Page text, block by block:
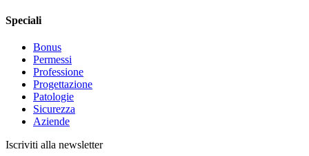
Speciali
Bonus
Permessi
Professione
Progettazione
Patologie
Sicurezza
Aziende
Iscriviti alla newsletter